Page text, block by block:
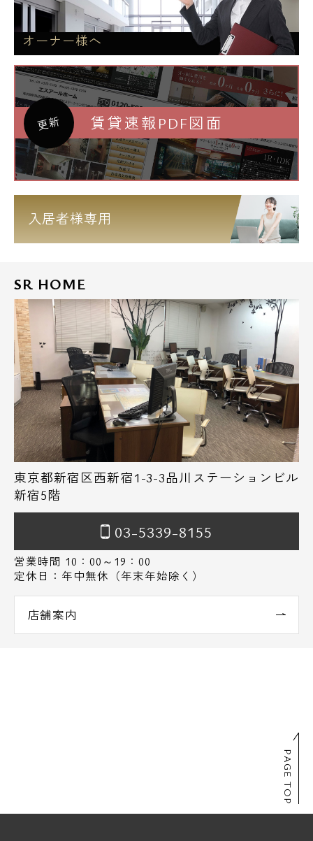
オーナー様へ
更新 賃貸速報PDF図面
入居者様専用
SR HOME
東京都新宿区西新宿1-3-3品川ステーションビル
新宿5階
03-5339-8155
営業時間 10：00～19：00
定休日：年中無休（年末年始除く）
店舗案内
PAGE TOP